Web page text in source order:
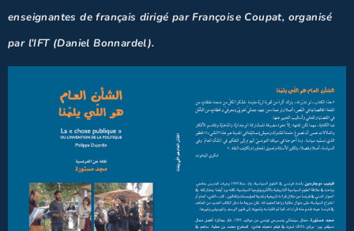
enseignantes de français dirigé par Françoise Coupat, organisé
par l’IFT (Daniel Bonnardel).